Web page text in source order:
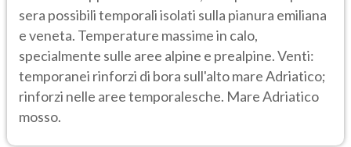
sera possibili temporali isolati sulla pianura emiliana
e veneta. Temperature massime in calo,
specialmente sulle aree alpine e prealpine. Venti:
temporanei rinforzi di bora sull'alto mare Adriatico;
rinforzi nelle aree temporalesche. Mare Adriatico
mosso.